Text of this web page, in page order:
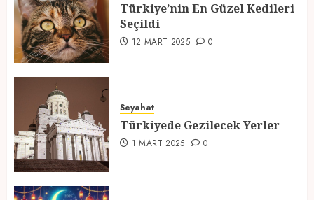
3
12 MART 2025 0
4
1 MART 2025
Türkiye’nin En Güzel Kedileri
Seçildi
12 MART 2025 0
Seyahat
Türkiyede Gezilecek Yerler
1 MART 2025 0